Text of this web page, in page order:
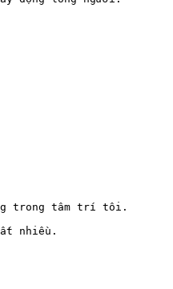
trong tâm trí tôi.
nhiều.